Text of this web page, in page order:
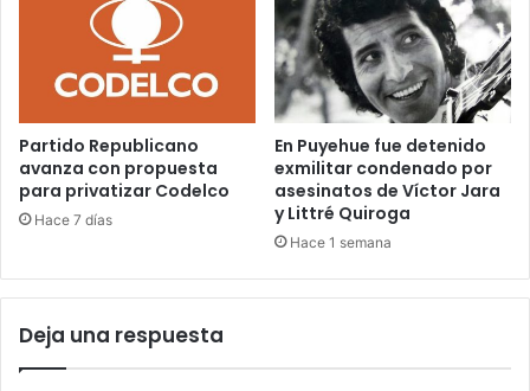
Partido Republicano
avanza con propuesta
para privatizar Codelco
Hace 7 días
En Puyehue fue detenido
exmilitar condenado por
asesinatos de Víctor Jara
y Littré Quiroga
Hace 1 semana
Deja una respuesta